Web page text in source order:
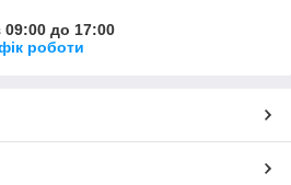
09:00 до 17:00
роботи